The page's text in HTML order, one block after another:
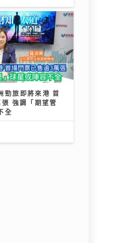
勁旅即將來港 首
強調「期望管
全